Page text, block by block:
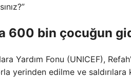
600 bin çocuğun
Yardım Fonu (UNICEF),
yerinden edilme ve saldırılara